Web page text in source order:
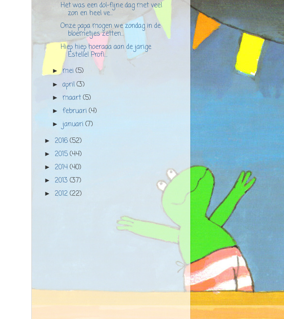
Het was een dol-fijne dag met veel
zon en heel ve...
Onze papa mogen we zondag in de
bloemetjes zetten...
Hiep hiep hoeraaa aan de jarige
Estelle! Profi...
►mei(5)
►april(3)
►maart(5)
►februari(4)
► januari(7)
► 2016(52)
► 2015(44)
► 2014(40)
► 2013 (37)
► 2012(22)